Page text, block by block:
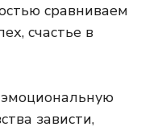
сравниваем
счастье в
эмоциональную
зависти,